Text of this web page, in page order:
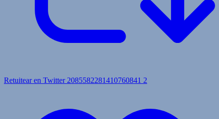
Retuitear en Twitter 2085582281410760841 2